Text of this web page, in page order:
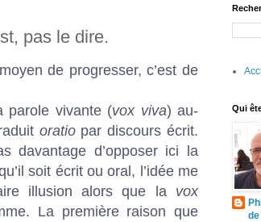
pas le dire.
de progresser, c’est de
parole vivante (vox viva) au-
oratiopar discours écrit.
davantage d’opposer ici la
soit écrit ou oral, l’idée me
illusion alors que la vox
La première raison que
Qui